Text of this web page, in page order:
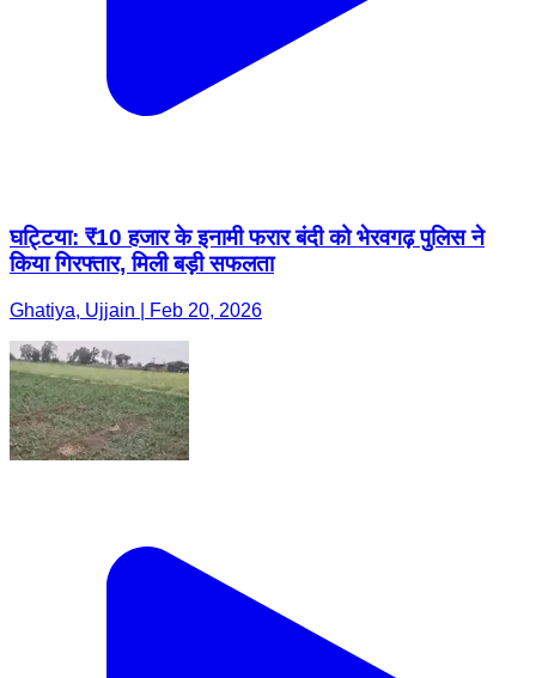
घट्टिया: ₹10 हजार के इनामी फरार बंदी को भेरवगढ़ पुलिस ने
किया गिरफ्तार, मिली बड़ी सफलता
Ghatiya, Ujjain | Feb 20, 2026